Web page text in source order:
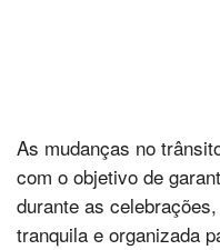
As mudanças no
com o objetivo de
durante as
tranquila e organizada